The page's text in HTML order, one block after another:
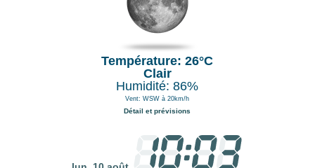
Température: 26°C
Clair
Humidité: 86%
Vent: WSW à 20km/h
Détail et prévisions